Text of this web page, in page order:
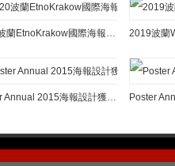
2020波蘭EtnoKrakow國際海報展獲獎作品欣賞
Poster Annual 2015海報設計獲獎作品欣賞(三)